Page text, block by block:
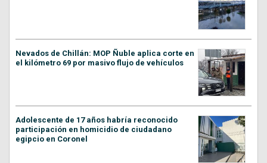
Nevados de Chillán: MOP Ñuble aplica corte en
el kilómetro 69 por masivo flujo de vehículos
Adolescente de 17 años habría reconocido
participación en homicidio de ciudadano
egipcio en Coronel